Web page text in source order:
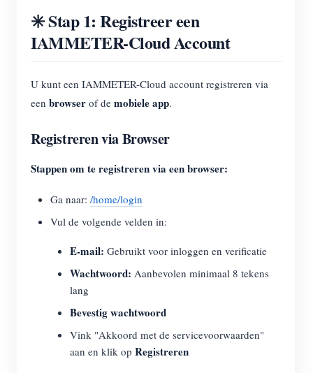
✳️ Stap 1: Registreer een
IAMMETER-Cloud Account
U kunt een IAMMETER-Cloud account registreren via
een browser of de mobiele app.
Registreren via Browser
Stappen om te registreren via een browser:
Ga naar: /home/login
Vul de volgende velden in:
E-mail: Gebruikt voor inloggen en verificatie
Wachtwoord: Aanbevolen minimaal 8 tekens
lang
Bevestig wachtwoord
Vink "Akkoord met de servicevoorwaarden"
aan en klik op Registreren